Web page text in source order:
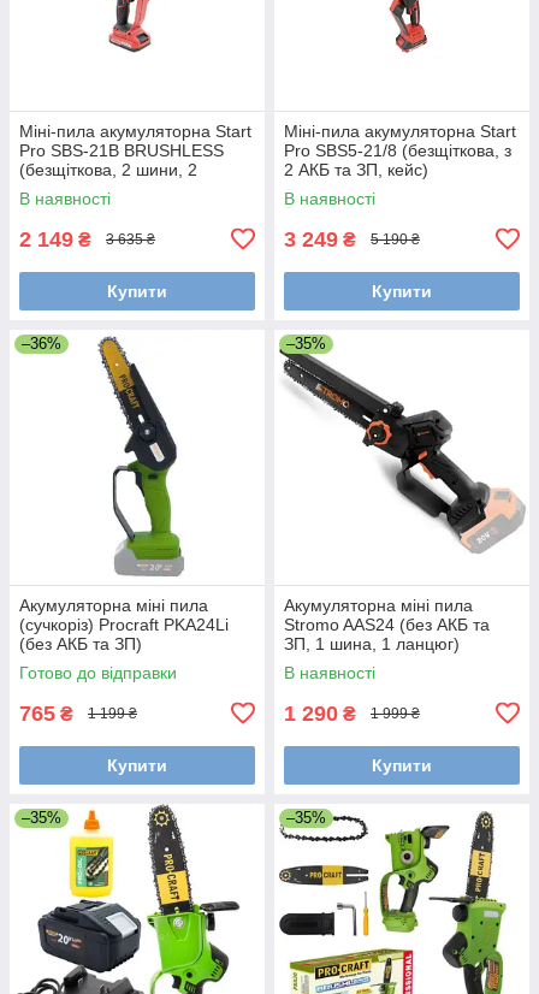
Міні-пила акумуляторна Start
Pro SBS-21B BRUSHLESS
(безщіткова, 2 шини, 2
ланцюга, з АКБ та ЗП)
В наявності
2 149 ₴ 3 635 ₴
Купити
Міні-пила акумуляторна Start
Pro SBS5-21/8 (безщіткова, з
2 АКБ та ЗП, кейс)
В наявності
3 249 ₴ 5 190 ₴
Купити
–36%
Акумуляторна міні пила
(сучкоріз) Procraft PKA24Li
(без АКБ та ЗП)
Готово до відправки
765 ₴ 1 199 ₴
Купити
–35%
Акумуляторна міні пила
Stromo AAS24 (без АКБ та
ЗП, 1 шина, 1 ланцюг)
В наявності
1 290 ₴ 1 999 ₴
Купити
–35% –35%